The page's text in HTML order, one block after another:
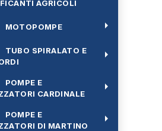
AGRICOLI
arrow_right
SPIRALATO E
arrow_right
E
CARDINALE
arrow_right
E
DI MARTINO
arrow_right